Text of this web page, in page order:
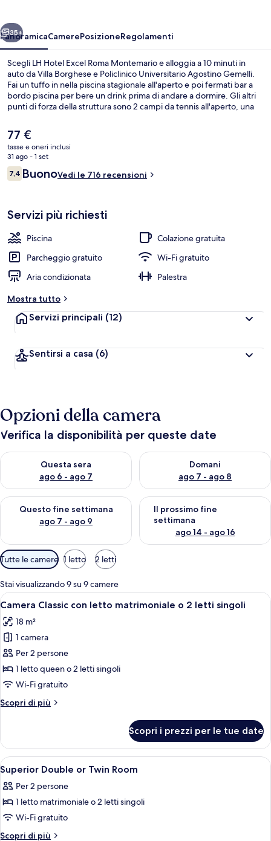
Avanti
35+
PanoramicaCamerePosizioneRegolamenti
Scegli LH Hotel Excel Roma Montemario e alloggia a 10 minuti in
auto da Villa Borghese e Policlinico Universitario Agostino Gemelli.
Fai un tuffo in nella piscina stagionale all'aperto e poi fermati bar a
bordo piscina per bere un drink prima di andare a dormire. Gli altri
punti di forza della struttura sono 2 campi da tennis all'aperto, una
Il
prezzo
attuale
è
77 €
77 €
tasse e oneri inclusi
31 ago - 1 set
Recensioni
7,47,4 su 10
BuonoVedi le 716 recensioni
Servizi più richiesti
Piscina
Colazione gratuita
Parcheggio gratuito
Wi-Fi gratuito
Aria condizionata
Palestra
Mostra tutto
Servizi principali (12)
Sentirsi a casa (6)
Opzioni della camera
Verifica la disponibilità per queste date
Questa sera
ago 6 - ago 7
Verifica la disponibilità per questa sera, ago 6 - ago 7
Domani
ago 7 - ago 8
Verifica la disponibilità per
Questo fine settimana
ago 7 - ago 9
Verifica la disponibilità per questo fine settimana, ago 7 - ago
Il prossimo fine
settimana
ago 14 - ago 16
Verifica la disponibilità per il
Filtri
disponibili
per
le
camere
Tutte le camere 1 letto 2 letti
Stai visualizzando 9 su 9 camere
Apri
tutte
le
foto
per
Camera
Classic
letto
2
letti
singoli
Una camera d'albergo con un letto
3
Camera Classic con letto matrimoniale o 2 letti singoli
18 m²
1 camera
Per 2 persone
1 letto queen o 2 letti singoli
Wi-Fi gratuito
Scopri di più
Altri
Classic
con
letto
matrimoniale
o
2
singoli
Scopri i prezzi per le tue date
Apri
tutte
le
foto
per
Superior
Una camera d'albergo con un letto,
3
Superior Double or Twin Room
Per 2 persone
1 letto matrimoniale o 2 letti singoli
Wi-Fi gratuito
Scopri di più
Altri